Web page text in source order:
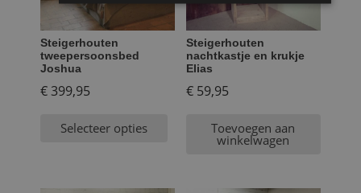
Steigerhouten
tweepersoonsbed
Joshua
€399,95
Selecteer opties
Steigerhouten
nachtkastje en krukje
Elias
€59,95
Toevoegen aan
winkelwagen